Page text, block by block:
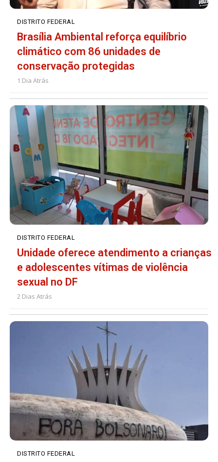
DISTRITO FEDERAL
Brasília Ambiental reforça equilíbrio
climático com 86 unidades de
conservação protegidas
1 Dia Atrás
DISTRITO FEDERAL
Unidade oferece atendimento a crianças
e adolescentes vítimas de violência
sexual no DF
2 Dias Atrás
DISTRITO FEDERAL